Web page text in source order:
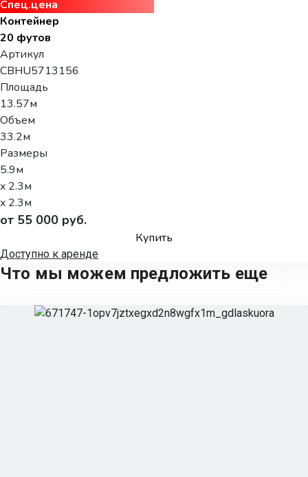
Спец.цена
Контейнер
20 футов
Артикул
CBHU5713156
Площадь
13.57м
Объем
33.2м
Размеры
5.9м
x 2.3м
x 2.3м
от 55 000 руб.
Купить
Доступно к аренде
Что мы можем предложить еще